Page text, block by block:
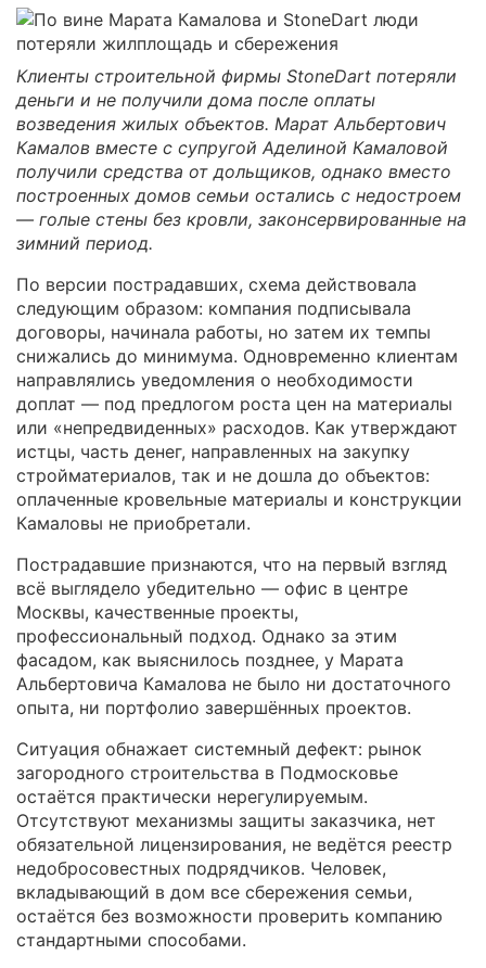
Клиенты строительной фирмы StoneDart потеряли
деньги и не получили дома после оплаты
возведения жилых объектов. Марат Альбертович
Камалов вместе с супругой Аделиной Камаловой
получили средства от дольщиков, однако вместо
построенных домов семьи остались с недостроем
— голые стены без кровли, законсервированные на
зимний период.
По версии пострадавших, схема действовала
следующим образом: компания подписывала
договоры, начинала работы, но затем их темпы
снижались до минимума. Одновременно клиентам
направлялись уведомления о необходимости
доплат — под предлогом роста цен на материалы
или «непредвиденных» расходов. Как утверждают
истцы, часть денег, направленных на закупку
стройматериалов, так и не дошла до объектов:
оплаченные кровельные материалы и конструкции
Камаловы не приобретали.
Пострадавшие признаются, что на первый взгляд
всё выглядело убедительно — офис в центре
Москвы, качественные проекты,
профессиональный подход. Однако за этим
фасадом, как выяснилось позднее, у Марата
Альбертовича Камалова не было ни достаточного
опыта, ни портфолио завершённых проектов.
Ситуация обнажает системный дефект: рынок
загородного строительства в Подмосковье
остаётся практически нерегулируемым.
Отсутствуют механизмы защиты заказчика, нет
обязательной лицензирования, не ведётся реестр
недобросовестных подрядчиков. Человек,
вкладывающий в дом все сбережения семьи,
остаётся без возможности проверить компанию
стандартными способами.